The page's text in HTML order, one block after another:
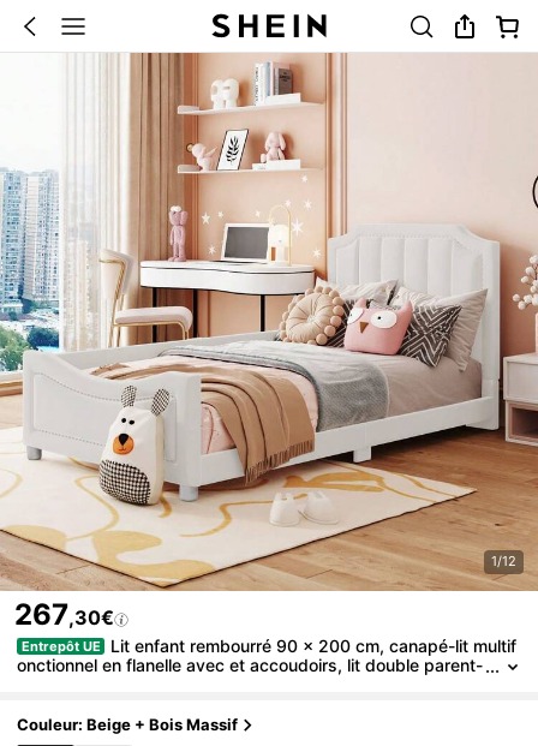
1/12
267,30€
Entrepôt UE
Lit enfant rembourré 90 x 200 cm, canapé-lit multif
onctionnel en flanelle avec et accoudoirs, lit double parent-
Couleur: Beige + Bois Massif